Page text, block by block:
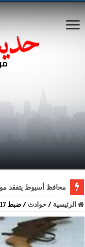
محافظ أسيوط يتفقد
الرئيسية /حوادث /ضبط 17 قطعة نارية بدون ترخيص بالمنيا